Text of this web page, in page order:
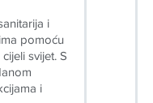
i
pomoću
svijet. S
i